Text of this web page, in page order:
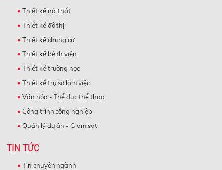
Thiết kế nội thất
Thiết kế đô thị
Thiết kế chung cư
Thiết kế bệnh viện
Thiết kế trường học
Thiết kế trụ sở làm việc
Văn hóa - Thể dục thể thao
Công trình công nghiệp
Quản lý dự án - Giám sát
TIN TỨC
Tin chuyên ngành